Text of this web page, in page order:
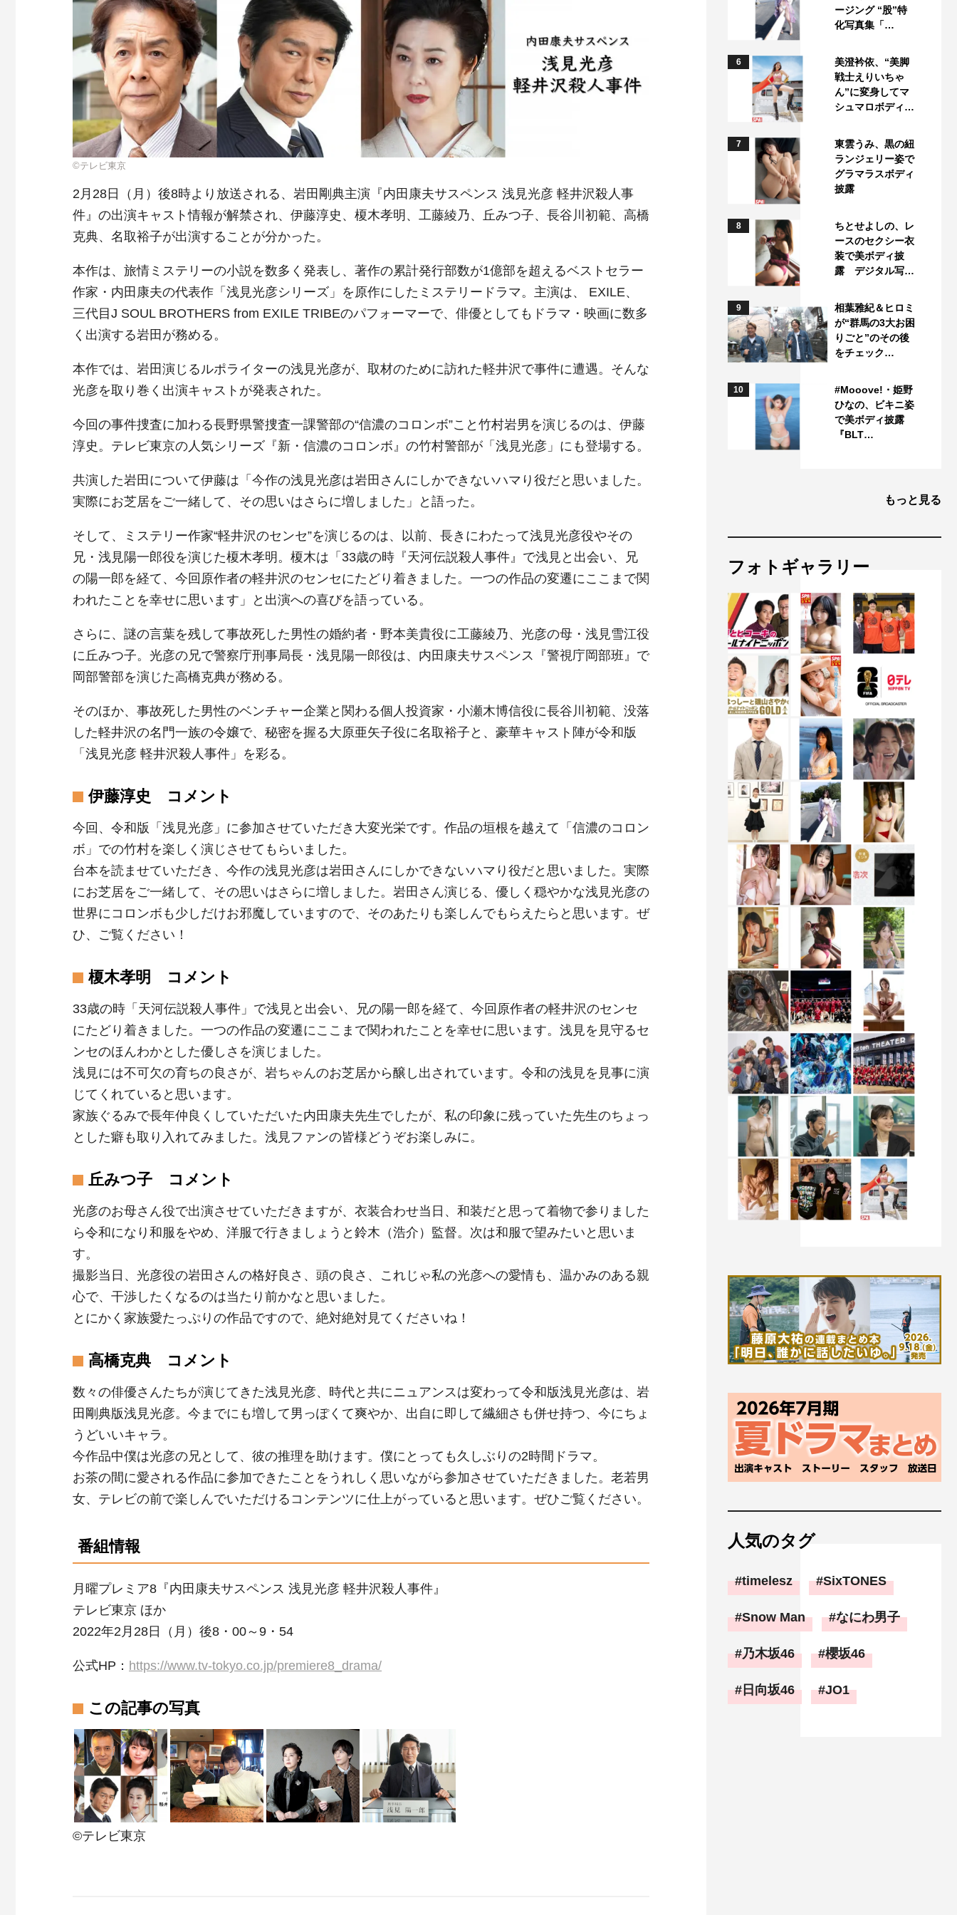
©テレビ東京
2月28日（月）後8時より放送される、岩田剛典主演『内田康夫サスペンス 浅見光彦 軽井沢殺人事
件』の出演キャスト情報が解禁され、伊藤淳史、榎木孝明、工藤綾乃、丘みつ子、長谷川初範、高橋
克典、名取裕子が出演することが分かった。
本作は、旅情ミステリーの小説を数多く発表し、著作の累計発行部数が1億部を超えるベストセラー
作家・内田康夫の代表作「浅見光彦シリーズ」を原作にしたミステリードラマ。主演は、 EXILE、
三代目J SOUL BROTHERS from EXILE TRIBEのパフォーマーで、俳優としてもドラマ・映画に数多
く出演する岩田が務める。
本作では、岩田演じるルポライターの浅見光彦が、取材のために訪れた軽井沢で事件に遭遇。そんな
光彦を取り巻く出演キャストが発表された。
今回の事件捜査に加わる長野県警捜査一課警部の“信濃のコロンボ”こと竹村岩男を演じるのは、伊藤
淳史。テレビ東京の人気シリーズ『新・信濃のコロンボ』の竹村警部が「浅見光彦」にも登場する。
共演した岩田について伊藤は「今作の浅見光彦は岩田さんにしかできないハマり役だと思いました。
実際にお芝居をご一緒して、その思いはさらに増しました」と語った。
そして、ミステリー作家“軽井沢のセンセ”を演じるのは、以前、長きにわたって浅見光彦役やその
兄・浅見陽一郎役を演じた榎木孝明。榎木は「33歳の時『天河伝説殺人事件』で浅見と出会い、兄
の陽一郎を経て、今回原作者の軽井沢のセンセにたどり着きました。一つの作品の変遷にここまで関
われたことを幸せに思います」と出演への喜びを語っている。
さらに、謎の言葉を残して事故死した男性の婚約者・野本美貴役に工藤綾乃、光彦の母・浅見雪江役
に丘みつ子。光彦の兄で警察庁刑事局長・浅見陽一郎役は、内田康夫サスペンス『警視庁岡部班』で
岡部警部を演じた高橋克典が務める。
そのほか、事故死した男性のベンチャー企業と関わる個人投資家・小瀬木博信役に長谷川初範、没落
した軽井沢の名門一族の令嬢で、秘密を握る大原亜矢子役に名取裕子と、豪華キャスト陣が令和版
「浅見光彦 軽井沢殺人事件」を彩る。
伊藤淳史 コメント
今回、令和版「浅見光彦」に参加させていただき大変光栄です。作品の垣根を越えて「信濃のコロン
ボ」での竹村を楽しく演じさせてもらいました。
台本を読ませていただき、今作の浅見光彦は岩田さんにしかできないハマり役だと思いました。実際
にお芝居をご一緒して、その思いはさらに増しました。岩田さん演じる、優しく穏やかな浅見光彦の
世界にコロンボも少しだけお邪魔していますので、そのあたりも楽しんでもらえたらと思います。ぜ
ひ、ご覧ください！
榎木孝明 コメント
33歳の時「天河伝説殺人事件」で浅見と出会い、兄の陽一郎を経て、今回原作者の軽井沢のセンセ
にたどり着きました。一つの作品の変遷にここまで関われたことを幸せに思います。浅見を見守るセ
ンセのほんわかとした優しさを演じました。
浅見には不可欠の育ちの良さが、岩ちゃんのお芝居から醸し出されています。令和の浅見を見事に演
じてくれていると思います。
家族ぐるみで長年仲良くしていただいた内田康夫先生でしたが、私の印象に残っていた先生のちょっ
とした癖も取り入れてみました。浅見ファンの皆様どうぞお楽しみに。
丘みつ子 コメント
光彦のお母さん役で出演させていただきますが、衣装合わせ当日、和装だと思って着物で参りました
ら令和になり和服をやめ、洋服で行きましょうと鈴木（浩介）監督。次は和服で望みたいと思いま
す。
撮影当日、光彦役の岩田さんの格好良さ、頭の良さ、これじゃ私の光彦への愛情も、温かみのある親
心で、干渉したくなるのは当たり前かなと思いました。
とにかく家族愛たっぷりの作品ですので、絶対絶対見てくださいね！
高橋克典 コメント
数々の俳優さんたちが演じてきた浅見光彦、時代と共にニュアンスは変わって令和版浅見光彦は、岩
田剛典版浅見光彦。今までにも増して男っぽくて爽やか、出自に即して繊細さも併せ持つ、今にちょ
うどいいキャラ。
今作品中僕は光彦の兄として、彼の推理を助けます。僕にとっても久しぶりの2時間ドラマ。
お茶の間に愛される作品に参加できたことをうれしく思いながら参加させていただきました。老若男
女、テレビの前で楽しんでいただけるコンテンツに仕上がっていると思います。ぜひご覧ください。
番組情報
月曜プレミア8『内田康夫サスペンス 浅見光彦 軽井沢殺人事件』
テレビ東京 ほか
2022年2月28日（月）後8・00～9・54
公式HP： https://www.tv-tokyo.co.jp/premiere8_drama/
この記事の写真
©テレビ東京
ージング “股”特
化写真集「…
6
美澄衿依、“美脚
戦士えりいちゃ
ん”に変身してマ
シュマロボディ…
7
東雲うみ、黒の紐
ランジェリー姿で
グラマラスボディ
披露
8
ちとせよしの、レ
ースのセクシー衣
装で美ボディ披
露 デジタル写…
9
相葉雅紀＆ヒロミ
が“群馬の3大お困
りごと”のその後
をチェック…
10
#Mooove!・姫野
ひなの、ビキニ姿
で美ボディ披露
『BLT…
もっと見る
フォトギャラリー
人気のタグ
timelesz SixTONES
Snow Man なにわ男子
乃木坂46 櫻坂46
日向坂46 JO1